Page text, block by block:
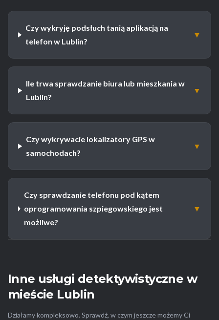
Czy wykryję podsłuch tanią aplikacją na
telefon w Lublin?
▼
Ile trwa sprawdzanie biura lub mieszkania w
Lublin?
▼
Czy wykrywacie lokalizatory GPS w
samochodach?
▼
Czy sprawdzanie telefonu pod kątem
oprogramowania szpiegowskiego jest
możliwe?
▼
Inne usługi detektywistyczne w
mieście Lublin
Działamy kompleksowo. Sprawdź, w czym jeszcze możemy Ci